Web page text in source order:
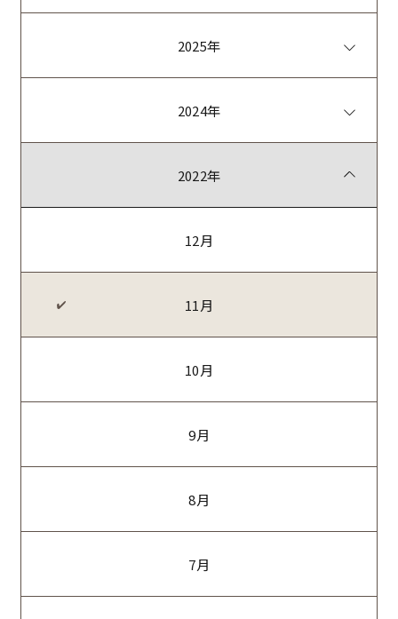
2025年
2024年
2022年
12月
11月
10月
9月
8月
7月